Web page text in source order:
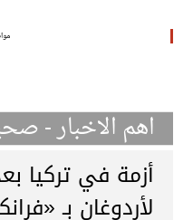
اهم الاخبار -
أزمة في تركيا
لأردوغان بـ